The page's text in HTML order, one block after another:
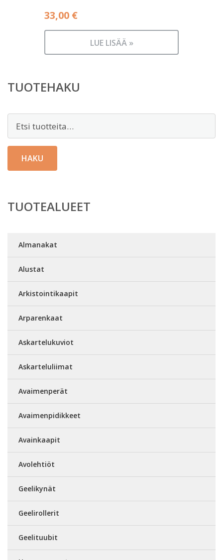
33,00 €
LUE LISÄÄ »
TUOTEHAKU
HAKU
TUOTEALUEET
Almanakat
Alustat
Arkistointikaapit
Arparenkaat
Askartelukuviot
Askarteluliimat
Avaimenperät
Avaimenpidikkeet
Avainkaapit
Avolehtiöt
Geelikynät
Geelirollerit
Geelituubit